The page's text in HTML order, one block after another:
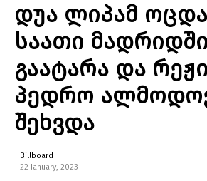
დუა ლიპამ
საათი მადრიდში
გაატარა და
პედრო
შეხვდა
Billboard
22 January, 2023